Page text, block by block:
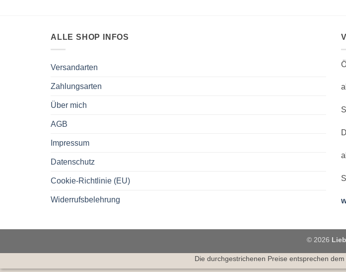
ALLE SHOP INFOS
Versandarten
Zahlungsarten
Über mich
AGB
Impressum
Datenschutz
Cookie-Richtlinie (EU)
Widerrufsbelehrung
© 2026
Die durchgestrichenen Preise entsprechen